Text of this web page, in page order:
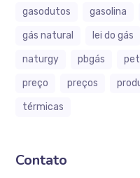
gasodutos
gasolina
gás natural
lei do gás
naturgy
pbgás
preço
preços
térmicas
Contato